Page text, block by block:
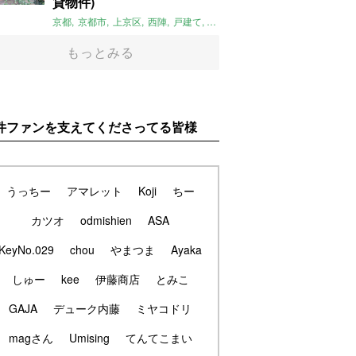
京都 京都市 上京区 西陣 戸建て 平屋
もっとみる
ファンを支えてくださってる皆様
うっちー アマレット Koji
ちー
カツオ
odmishien
ASA
chou やまつま
Ayaka
しゅー
kee 伊藤商店
とみこ
GAJA
デューク内藤
ミヤコドリ
magさん
Umising てんてこまい